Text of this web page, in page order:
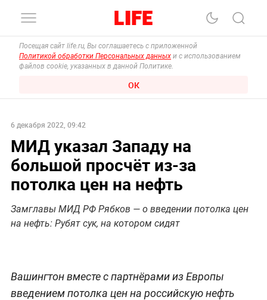
Посещая сайт life.ru, Вы соглашаетесь с приложенной
Политикой обработки Персональных данных и с использованием
файлов cookie, указанных в данной Политике.
ОК
6 декабря 2022, 09:42
МИД указал Западу на
большой просчёт из-за
потолка цен на нефть
Замглавы МИД РФ Рябков — о введении потолка цен
на нефть: Рубят сук, на котором сидят
Вашингтон вместе с партнёрами из Европы
введением потолка цен на российскую нефть